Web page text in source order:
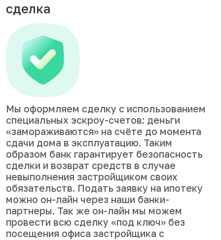
сделка
Мы оформляем сделку с использованием
специальных эскроу-счетов: деньги
«замораживаются» на счёте до момента
сдачи дома в эксплуатацию. Таким
образом банк гарантирует безопасность
сделки и возврат средств в случае
невыполнения застройщиком своих
обязательств. Подать заявку на ипотеку
можно он-лайн через наши банки-
партнеры. Так же он-лайн мы можем
провести всю сделку «под ключ» без
посещения офиса застройщика с